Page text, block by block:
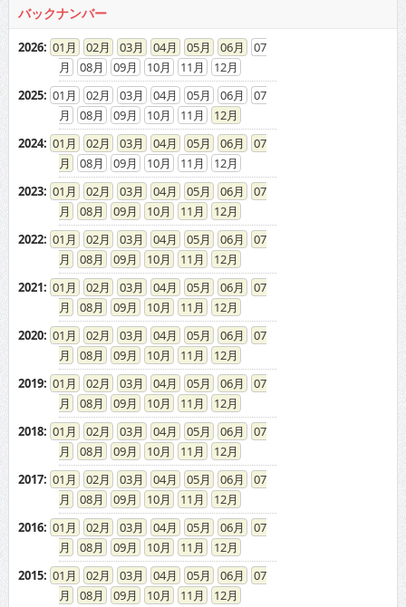
バックナンバー
2026: 01 02 03 04 05 06
07
08
09 10 11
12
2025: 01 02 03 04 05 06
07
08
09 10 11
12
2024: 01 02 03 04 05 06
07
08
09 10 11
12
2023: 01 02 03 04 05 06
07
08
09 10 11
12
2022: 01 02 03 04 05 06
07
08
09 10 11
12
2021: 01 02 03 04 05 06
07
08
09 10 11
12
2020: 01 02 03 04 05 06
07
08
09 10 11
12
2019: 01 02 03 04 05 06
07
08
09 10 11
12
2018: 01 02 03 04 05 06
07
08
09 10 11
12
2017: 01 02 03 04 05 06
07
08
09 10 11
12
2016: 01 02 03 04 05 06
07
08
09 10 11
12
2015: 01 02 03 04 05 06
07
08
09 10 11
12